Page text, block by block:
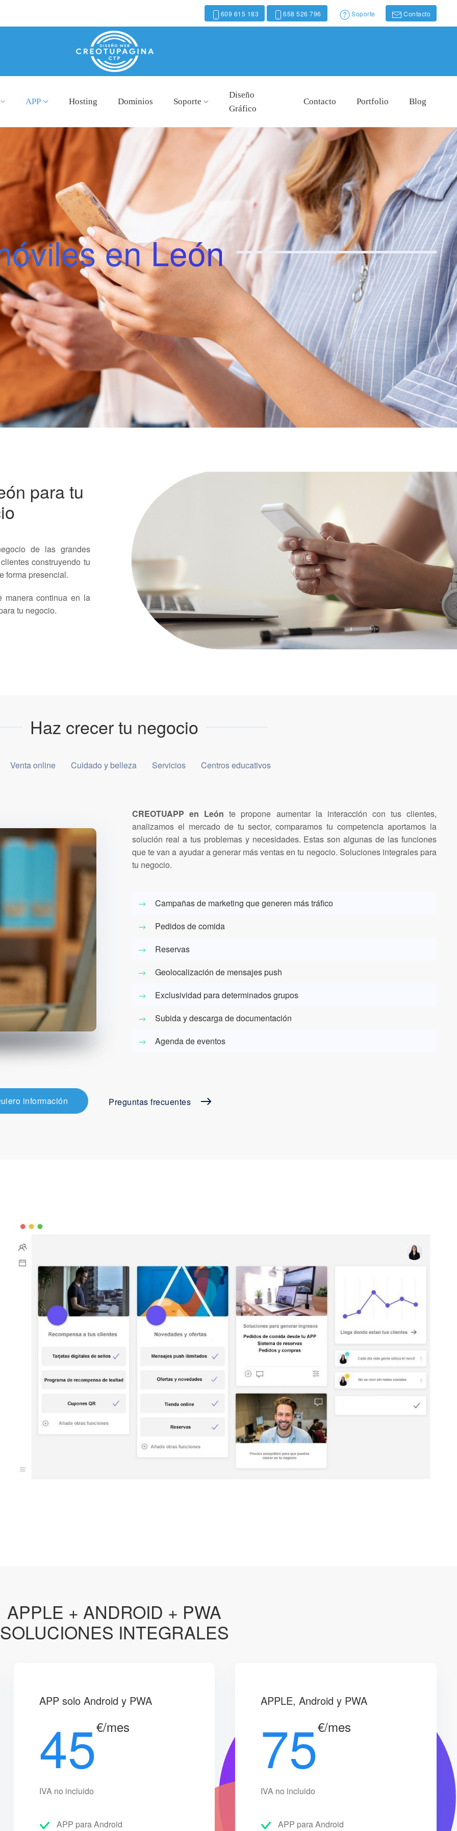
609 615 183 658 526 796 Soporte Contacto
APP Hosting Dominios Soporte
Diseño
Gráfico
Contacto Portfolio Blog
en León
para tu
de las grandes
construyendo tu
forma presencial.
manera continua en la
tu negocio.
Haz crecer tu negocio
Venta online Cuidado y belleza Servicios Centros educativos
CREOTUAPP en León te propone aumentar la interacción con tus clientes,
analizamos el mercado de tu sector, comparamos tu competencia aportamos la
solución real a tus problemas y necesidades. Estas son algunas de las funciones
que te van a ayudar a generar más ventas en tu negocio. Soluciones integrales para
tu negocio.
Campañas de marketing que generen más tráfico
Pedidos de comida
Reservas
Geolocalización de mensajes push
Exclusividad para determinados grupos
Subida y descarga de documentación
Agenda de eventos
información Preguntas frecuentes
APPLE + ANDROID + PWA
SOLUCIONES INTEGRALES
APP solo Android y PWA
45€/mes
IVA no incluido
APP para Android
APPLE, Android y PWA
75€/mes
IVA no incluido
APP para Android